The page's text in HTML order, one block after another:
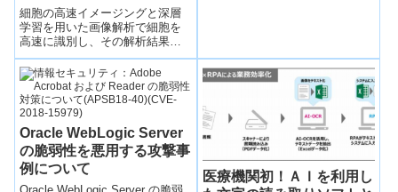
の深層学習により高速細胞
選抜を実現～
細胞の高速イメージングと深層
学習を用いた画像解析で細胞を
高速に識別し、その解析結果に
応じて所望の細胞を分取する基
盤技術“Intelligent Image-
Activated Cell Sorting”の開発に
世界で初めて成功した。
み込むことができるインターフ
ェースを持ち、ウェブブラウザ
等のアプリケーションを用いて
誰でも無償で利用することが可
能です。
Oracle WebLogic Server
の脆弱性を悪用する攻撃事
例について
医療機関初！ＡＩを利用し